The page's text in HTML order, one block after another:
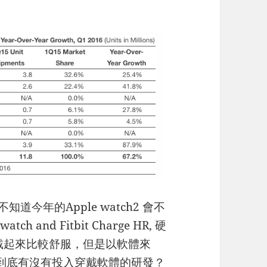
道今年的Apple watch2 會不
and Fitbit Charge HR, 硬
來比較舒服，但是以軟體來
有沒有投入穿戴軟體的研發？